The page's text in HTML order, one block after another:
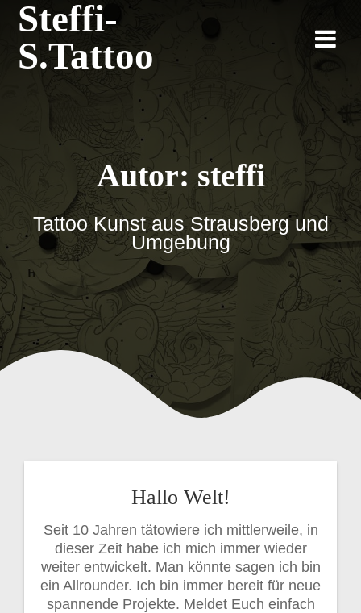
Steffi-
S.Tattoo
Autor: steffi
Tattoo Kunst aus Strausberg und
Umgebung
Hallo Welt!
Seit 10 Jahren tätowiere ich mittlerweile, in
dieser Zeit habe ich mich immer wieder
weiter entwickelt. Man könnte sagen ich bin
ein Allrounder. Ich bin immer bereit für neue
spannende Projekte. Meldet Euch einfach